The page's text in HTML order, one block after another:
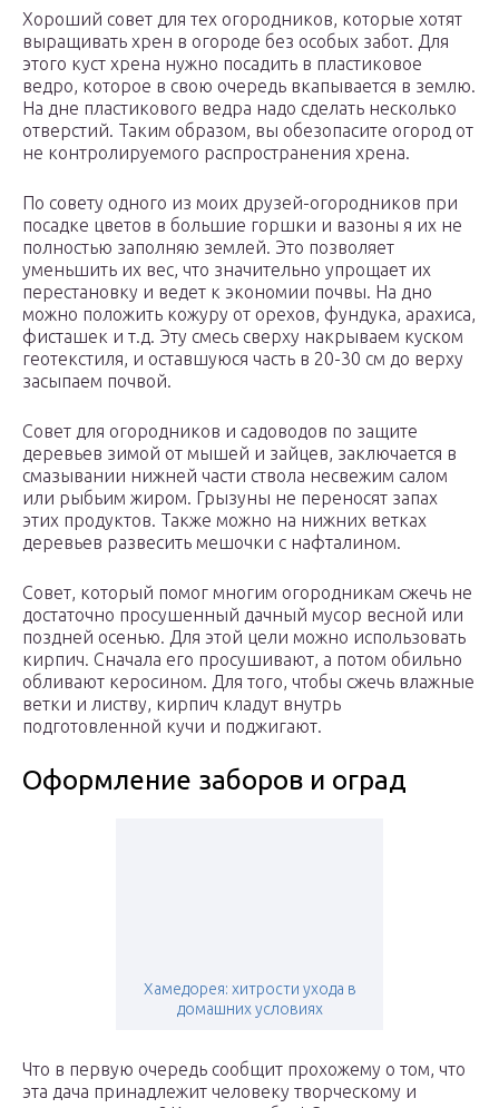
Хороший совет для тех огородников, которые хотят
выращивать хрен в огороде без особых забот. Для
этого куст хрена нужно посадить в пластиковое
ведро, которое в свою очередь вкапывается в землю.
На дне пластикового ведра надо сделать несколько
отверстий. Таким образом, вы обезопасите огород от
не контролируемого распространения хрена.
По совету одного из моих друзей-огородников при
посадке цветов в большие горшки и вазоны я их не
полностью заполняю землей. Это позволяет
уменьшить их вес, что значительно упрощает их
перестановку и ведет к экономии почвы. На дно
можно положить кожуру от орехов, фундука, арахиса,
фисташек и т.д. Эту смесь сверху накрываем куском
геотекстиля, и оставшуюся часть в 20-30 см до верху
засыпаем почвой.
Совет для огородников и садоводов по защите
деревьев зимой от мышей и зайцев, заключается в
смазывании нижней части ствола несвежим салом
или рыбьим жиром. Грызуны не переносят запах
этих продуктов. Также можно на нижних ветках
деревьев развесить мешочки с нафталином.
Совет, который помог многим огородникам сжечь не
достаточно просушенный дачный мусор весной или
поздней осенью. Для этой цели можно использовать
кирпич. Сначала его просушивают, а потом обильно
обливают керосином. Для того, чтобы сжечь влажные
ветки и листву, кирпич кладут внутрь
подготовленной кучи и поджигают.
Оформление заборов и оград
Хамедорея: хитрости ухода в
домашних условиях
Что в первую очередь сообщит прохожему о том, что
эта дача принадлежит человеку творческому и